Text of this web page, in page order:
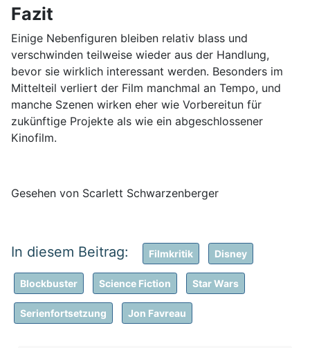
Fazit
Einige Nebenfiguren bleiben relativ blass und
verschwinden teilweise wieder aus der Handlung,
bevor sie wirklich interessant werden. Besonders im
Mittelteil verliert der Film manchmal an Tempo, und
manche Szenen wirken eher wie Vorbereitun für
zukünftige Projekte als wie ein abgeschlossener
Kinofilm.
Gesehen von Scarlett Schwarzenberger
Filmkritik Disney
Blockbuster Science Fiction Star Wars
Serienfortsetzung Jon Favreau